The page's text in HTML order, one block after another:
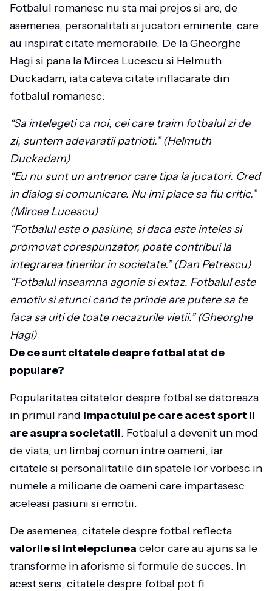
Fotbalul romanesc nu sta mai prejos si are, de
asemenea, personalitati si jucatori eminente, care
au inspirat citate memorabile. De la Gheorghe
Hagi si pana la Mircea Lucescu si Helmuth
Duckadam, iata cateva citate inflacarate din
fotbalul romanesc:
“Sa intelegeti ca noi, cei care traim fotbalul zi de
zi, suntem adevaratii patrioti.” (Helmuth
Duckadam)
“Eu nu sunt un antrenor care tipa la jucatori. Cred
in dialog si comunicare. Nu imi place sa fiu critic.”
(Mircea Lucescu)
“Fotbalul este o pasiune, si daca este inteles si
promovat corespunzator, poate contribui la
integrarea tinerilor in societate.” (Dan Petrescu)
“Fotbalul inseamna agonie si extaz. Fotbalul este
emotiv si atunci cand te prinde are putere sa te
faca sa uiti de toate necazurile vietii.” (Gheorghe
Hagi)
De ce sunt citatele despre fotbal atat de
populare?
Popularitatea citatelor despre fotbal se datoreaza
in primul rand impactului pe care acest sport il
are asupra societatii. Fotbalul a devenit un mod
de viata, un limbaj comun intre oameni, iar
citatele si personalitatile din spatele lor vorbesc in
numele a milioane de oameni care impartasesc
aceleasi pasiuni si emotii.
De asemenea, citatele despre fotbal reflecta
valorile si intelepciunea celor care au ajuns sa le
transforme in aforisme si formule de succes. In
acest sens, citatele despre fotbal pot fi